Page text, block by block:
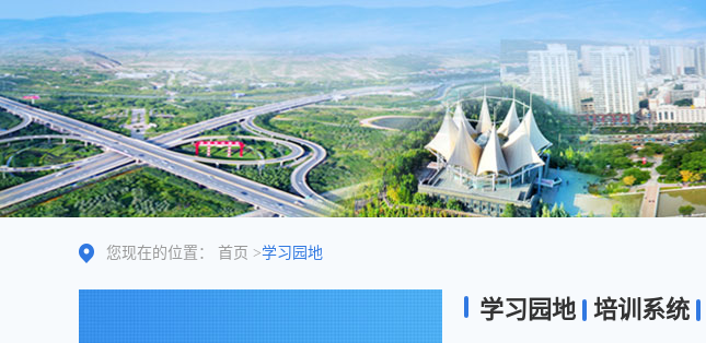
您现在的位置： 首页 >学习园地
学习园地 培训系统